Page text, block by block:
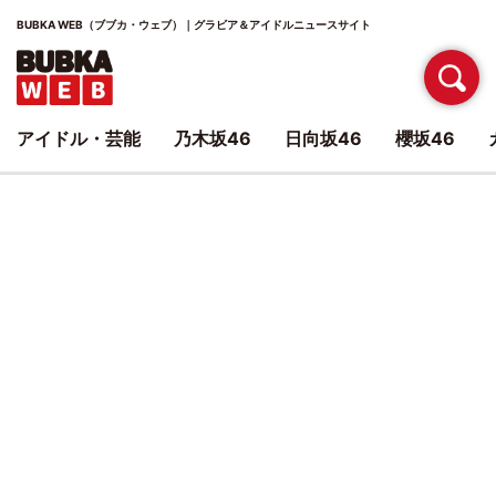
BUBKA WEB（ブブカ・ウェブ）｜グラビア＆アイドルニュースサイト
アイドル・芸能 乃木坂46 日向坂46 櫻坂46